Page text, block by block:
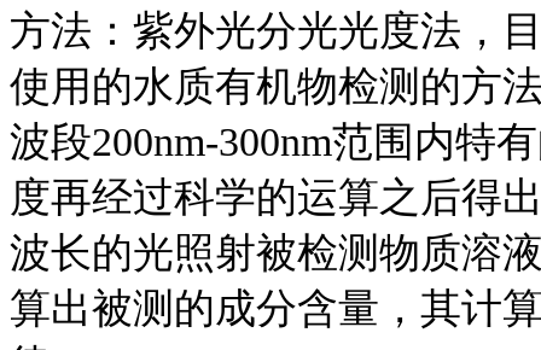
方法：紫外光分光光度法，
使用的水质有机物检测的方
波段200nm-300nm范围内特
度再经过科学的运算之后得
波长的光照射被检测物质溶
算出被测的成分含量，其计